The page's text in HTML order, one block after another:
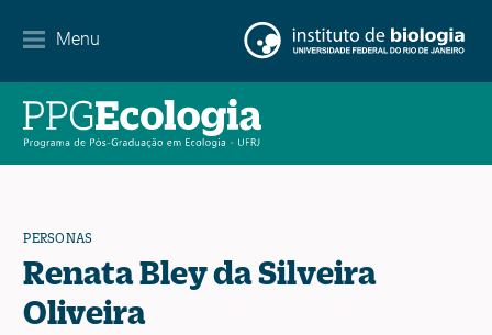
Menu
Noticias
EN
PERSONAS
Renata Bley da Silveira
Oliveira